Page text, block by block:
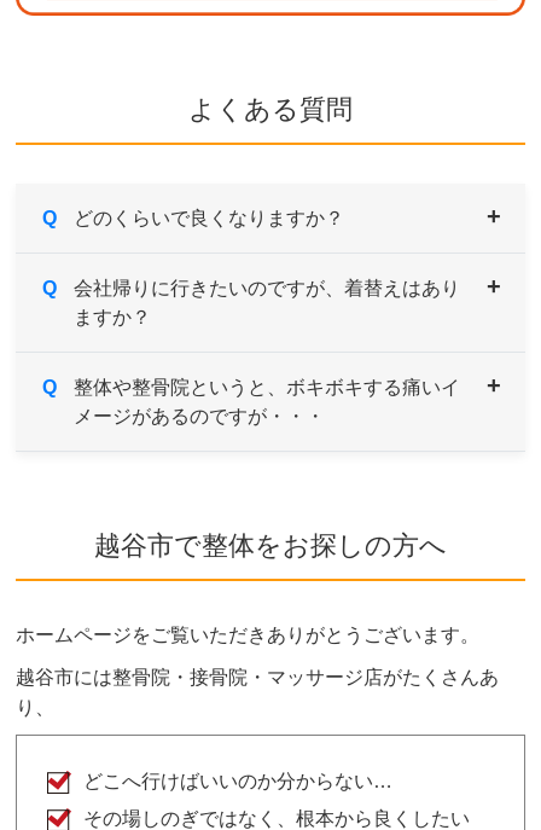
よくある質問
Q どのくらいで良くなりますか？
A
症状により異なりますが、痛みや違和感などがあ
るようでしたら続けてご来院していただき、経過
症状の原因である根本を改善していくためには、
約1～３ヶ月を目安とお考えください。
Q
会社帰りに行きたいのですが、着替えはあり
ますか？
A
男性用・女性用と共にご用意しております。サイ
ズも選べますのでお気軽にお申し付けください。
Q
整体や整骨院というと、ボキボキする痛いイ
メージがあるのですが・・・
ご希望や症状によりボキボキする矯正もあります
が、痛みを感じないよう熟練した施術家が対応し
ボキボキが苦手な方はお気軽にご相談ください。
越谷市で整体をお探しの方へ
ホームページをご覧いただきありがとうございます。
越谷市には整骨院・接骨院・マッサージ店がたくさんあ
り、
どこへ行けばいいのか分からない…
その場しのぎではなく、根本から良くしたい